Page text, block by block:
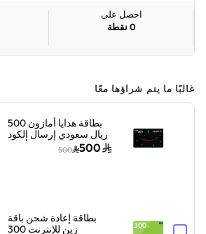
احصل على
0 نقطة
غالبًا ما يتم شراؤها معًا
بطاقة هدايا أمازون 500
ريال سعودي إرسال الكود
بالبريد الإلكتروني أسود
500
500
بطاقة إعادة شحن باقة
زين للإنترنت 300